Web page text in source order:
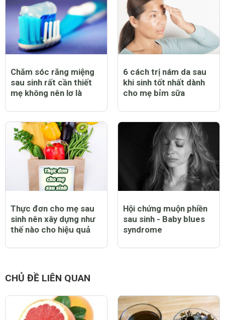
Chăm sóc răng miệng
sau sinh rất cần thiết
mẹ không nên lơ là
6 cách trị nám da sau
khi sinh tốt nhất dành
cho mẹ bỉm sữa
Thực đơn cho mẹ sau
sinh nên xây dựng như
thế nào cho hiệu quả
Hội chứng muộn phiền
sau sinh - Baby blues
syndrome
CHỦ ĐỀ LIÊN QUAN